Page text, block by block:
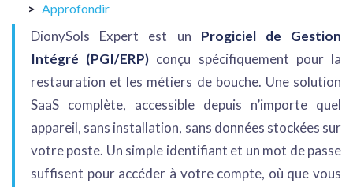
Approfondir
DionySols Expert est un Progiciel de Gestion
Intégré (PGI/ERP) conçu spécifiquement pour la
restauration et les métiers de bouche. Une solution
SaaS complète, accessible depuis n’importe quel
appareil, sans installation, sans données stockées sur
votre poste. Un simple identifiant et un mot de passe
suffisent pour accéder à votre compte, où que vous